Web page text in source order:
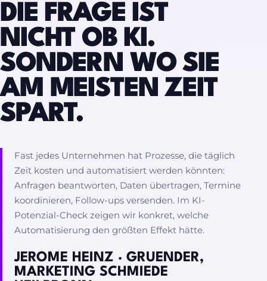
DIE FRAGE IST
NICHT OB KI.
SONDERN WO SIE
AM MEISTEN ZEIT
SPART.
Fast jedes Unternehmen hat Prozesse, die täglich
Zeit kosten und automatisiert werden könnten:
Anfragen beantworten, Daten übertragen, Termine
koordinieren, Follow-ups versenden. Im KI-
Potenzial-Check zeigen wir konkret, welche
Automatisierung den größten Effekt hätte.
JEROME HEINZ · GRUENDER,
MARKETING SCHMIEDE